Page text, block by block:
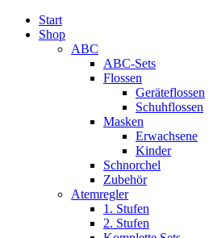
Start
Shop
ABC
ABC-Sets
Flossen
Geräteflossen
Schuhflossen
Masken
Erwachsene
Kinder
Schnorchel
Zubehör
Atemregler
1. Stufen
2. Stufen